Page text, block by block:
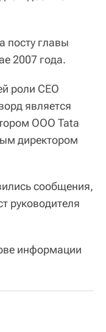
посту главы
2007 года.
роли CEO
является
ООО Tata
директором
сообщения,
руководителя
информации